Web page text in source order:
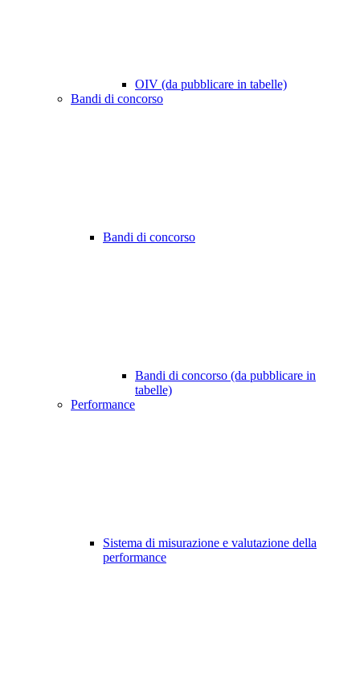
OIV (da pubblicare in tabelle)
Bandi di concorso
Bandi di concorso
Bandi di concorso (da pubblicare in
tabelle)
Performance
Sistema di misurazione e valutazione della
performance